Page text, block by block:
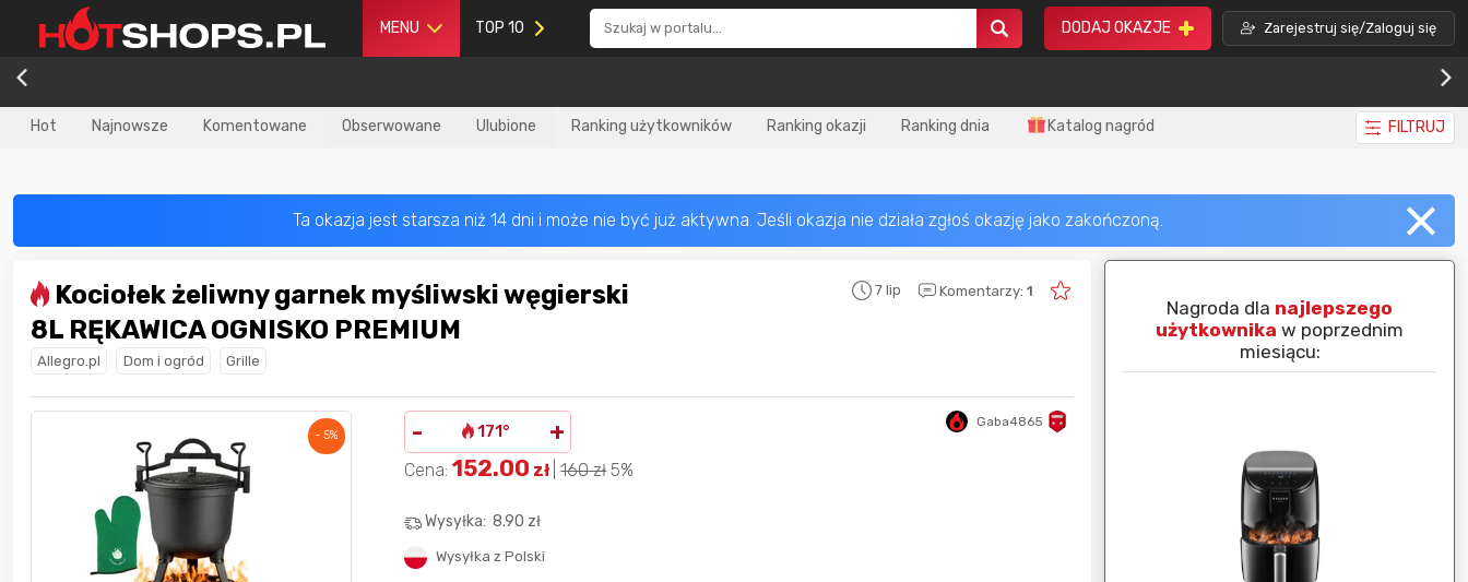
MENU TOP 10 DODAJ OKAZJE Zarejestruj się/Zaloguj się
Hot Najnowsze Komentowane Obserwowane Ulubione Ranking użytkowników Ranking okazji Ranking dnia Katalog nagród FILTRUJ
8L RĘKAWICA OGNISKO PREMIUM
7 lip Komentarzy: 1
Allegro.pl Dom i ogród Grille
- 5% - 171° + Gaba4865
Cena:152.00 zł 160zł 5%
Wysyłka:8.90 zł
Wysyłka z Polski
najlepszego
w poprzednim
Nagroda dlanajlepszego
użytkownika w tym miesiącu:
Nagroda zanajlepiej ocenianą
Nagroda dla najlepszego
użytkownika w poprzednim
miesiącu: